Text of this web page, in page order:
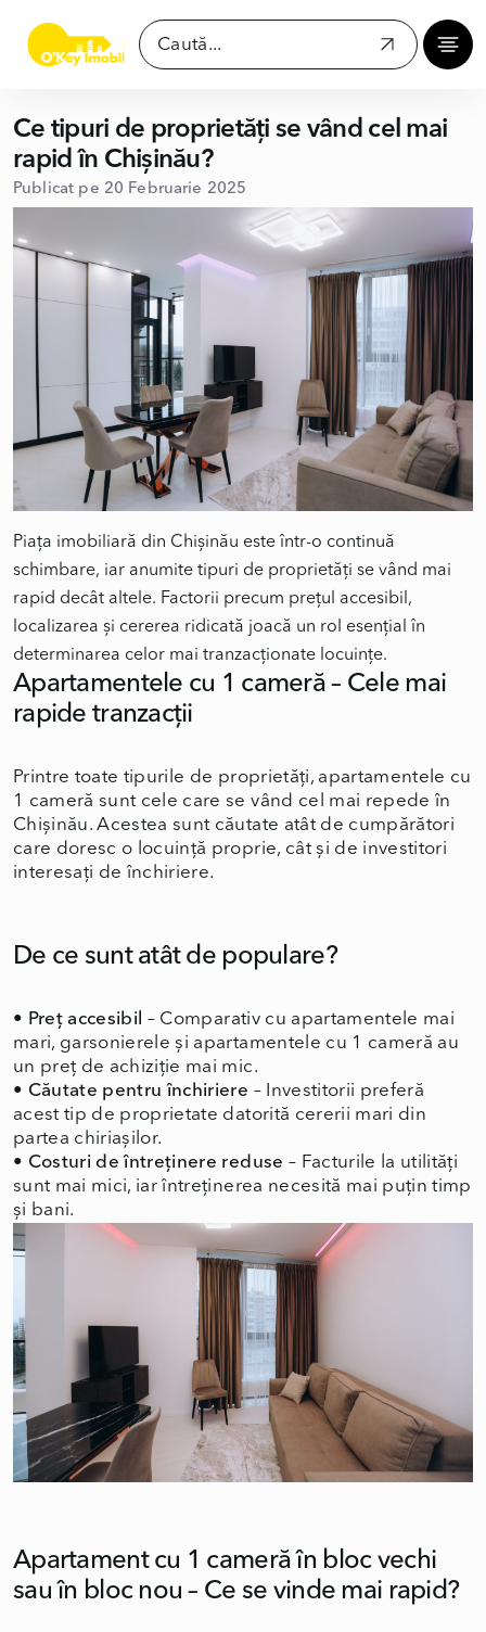
Ce tipuri de proprietăți se vând cel mai
rapid în Chișinău?
Publicat pe 20 Februarie 2025
Piața imobiliară din Chișinău este într-o continuă
schimbare, iar anumite tipuri de proprietăți se vând mai
rapid decât altele. Factorii precum prețul accesibil,
localizarea și cererea ridicată joacă un rol esențial în
Apartamentele cu 1 cameră – Cele mai
rapide tranzacții
Printre toate tipurile de proprietăți, apartamentele cu
1 cameră sunt cele care se vând cel mai repede în
Chișinău. Acestea sunt căutate atât de cumpărători
care doresc o locuință proprie, cât și de investitori
interesați de închiriere.
De ce sunt atât de populare?
• Preț accesibil – Comparativ cu apartamentele mai
mari, garsonierele și apartamentele cu 1 cameră au
un preț de achiziție mai mic.
• Căutate pentru închiriere – Investitorii preferă
acest tip de proprietate datorită cererii mari din
partea chiriașilor.
• Costuri de întreținere reduse – Facturile la utilități
sunt mai mici, iar întreținerea necesită mai puțin timp
și bani.
Apartament cu 1 cameră în bloc vechi
sau în bloc nou – Ce se vinde mai rapid?